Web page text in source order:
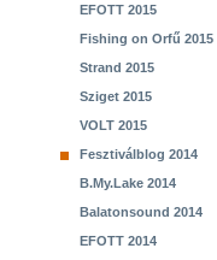
EFOTT 2015
Fishing on Orfű 2015
Strand 2015
Sziget 2015
VOLT 2015
Fesztiválblog 2014
B.My.Lake 2014
Balatonsound 2014
EFOTT 2014